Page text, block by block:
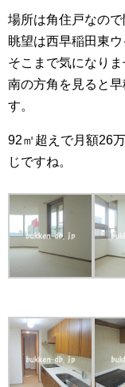
場所は角住戸なので
眺望は西早稲田東
そこまで気になりま
南の方角を見ると
す。
92㎡超えで月額26
じですね。